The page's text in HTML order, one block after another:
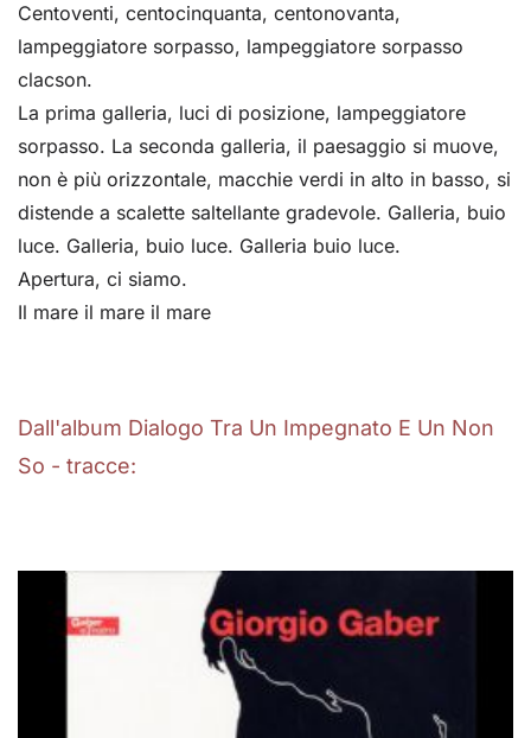
Centoventi, centocinquanta, centonovanta,
lampeggiatore sorpasso, lampeggiatore sorpasso
clacson.
La prima galleria, luci di posizione, lampeggiatore
sorpasso. La seconda galleria, il paesaggio si muove,
non è più orizzontale, macchie verdi in alto in basso, si
distende a scalette saltellante gradevole. Galleria, buio
luce. Galleria, buio luce. Galleria buio luce.
Apertura, ci siamo.
Il mare il mare il mare
Dall'album Dialogo Tra Un Impegnato E Un Non
So - tracce: